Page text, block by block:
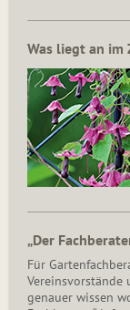
Was liegt an im
„Der
Für
Vereinsvorstände
genauer wissen